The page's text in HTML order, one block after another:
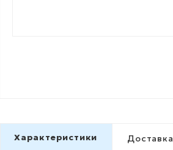
Характеристики Доставка